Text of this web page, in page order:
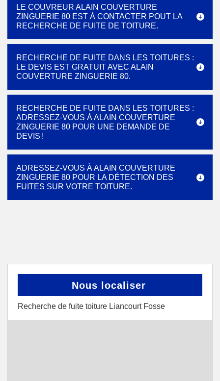
LE COUVREUR ALAIN COUVERTURE
ZINGUERIE 80 EST À CONTACTER POUT LA
RECHERCHE DE FUITE DE TOITURE.
RECHERCHE DE FUITE DANS LES TOITURES :
LE DEVIS EST GRATUIT AVEC ALAIN
COUVERTURE ZINGUERIE 80.
RECHERCHE DE FUITE DANS LES TOITURES :
ADRESSEZ-VOUS À ALAIN COUVERTURE
ZINGUERIE 80 POUR UNE DEMANDE DE
DEVIS !
ADRESSEZ-VOUS À ALAIN COUVERTURE
ZINGUERIE 80 POUR LA DÉTECTION DES
FUITES SUR VOTRE TOITURE.
Nous localiser
Recherche de fuite toiture Liancourt Fosse